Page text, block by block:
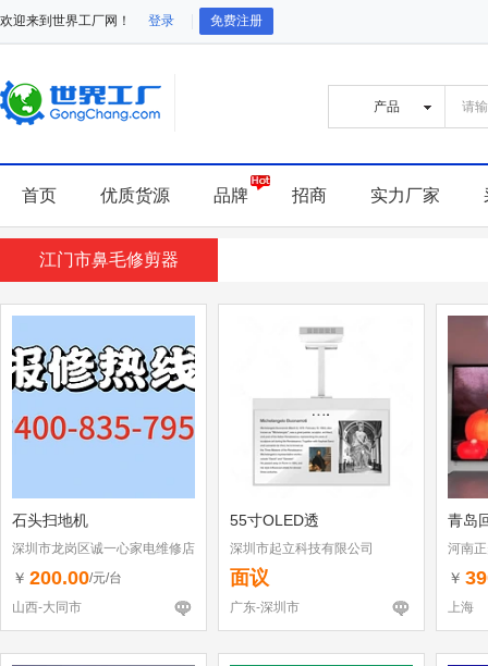
欢迎来到世界工厂网！ 登录 免费注册
首页 优质货源 品牌 招商 实力厂家
江门市鼻毛修剪器
石头扫地机
深圳市龙岗区诚一心家电维修店
（个体工商户）
￥ 200.00/元/台
山西-大同市
55寸OLED透
深圳市起立科技有限公司
面议
广东-深圳市
青岛
河南
￥
上海